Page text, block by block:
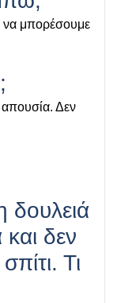
να μπορέσουμε
απουσία. Δεν
δουλειά
δεν
Τι